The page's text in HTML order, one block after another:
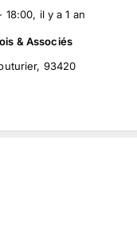
18:00, il y a1 an
& Associés
93420